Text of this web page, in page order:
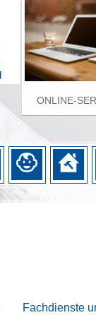
ONLINE-
Fachdienste